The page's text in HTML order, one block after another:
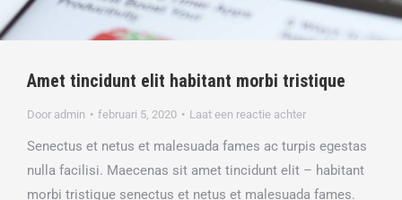
Amet tincidunt elit habitant morbi tristique
Door admin februari 5, 2020 Laat een reactie achter
Senectus et netus et malesuada fames ac turpis egestas
nulla facilisi. Maecenas sit amet tincidunt elit – habitant
morbi tristique senectus et netus et malesuada fames.